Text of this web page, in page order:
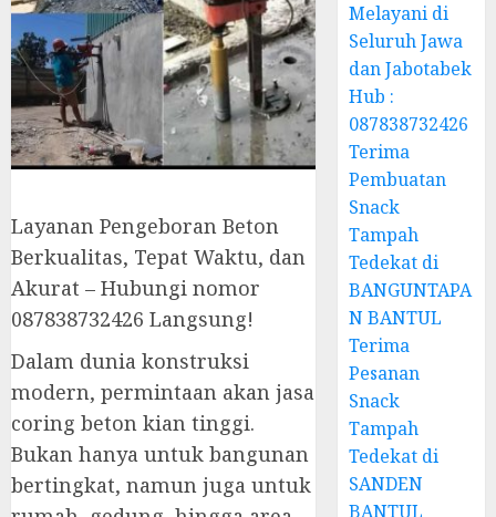
Layanan Pengeboran Beton
Berkualitas, Tepat Waktu, dan
Akurat – Hubungi nomor
087838732426 Langsung!
Dalam dunia konstruksi
modern, permintaan akan jasa
coring beton kian tinggi.
Bukan hanya untuk bangunan
bertingkat, namun juga untuk
Melayani di
Seluruh Jawa
dan Jabotabek
Hub :
087838732426
Terima
Pembuatan
Snack
Tampah
Tedekat di
BANGUNTAPA
N BANTUL
Terima
Pesanan
Snack
Tampah
Tedekat di
SANDEN
BANTUL